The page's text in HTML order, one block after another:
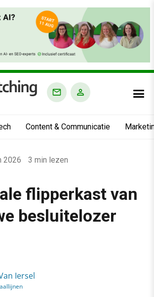
Content & Communicatie
van AI: hoe we besluitelozer worden
2026 3 min lezen
flipperkast van
besluitelozer
Iersel